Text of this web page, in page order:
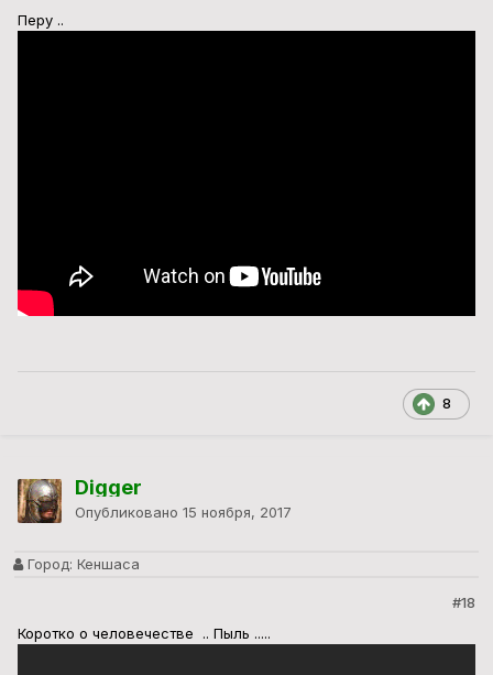
Перу ..
8
Digger
Опубликовано 15 ноября, 2017
Город: Кеншаса
#18
Коротко о человечестве .. Пыль .....